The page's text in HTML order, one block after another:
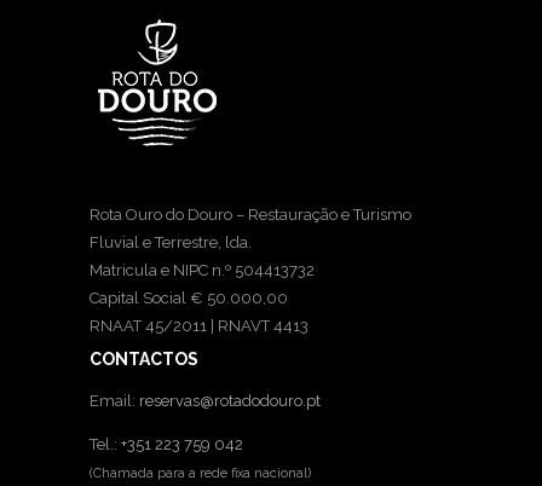
Rota Ouro do Douro – Restauração e Turismo
Fluvial e Terrestre, lda.
Matricula e NIPC n.º 504413732
Capital Social € 50.000,00
RNAAT 45/2011 | RNAVT 4413
CONTACTOS
Email: reservas@rotadodouro.pt
Tel.: +351 223 759 042
(Chamada para a rede fixa nacional)